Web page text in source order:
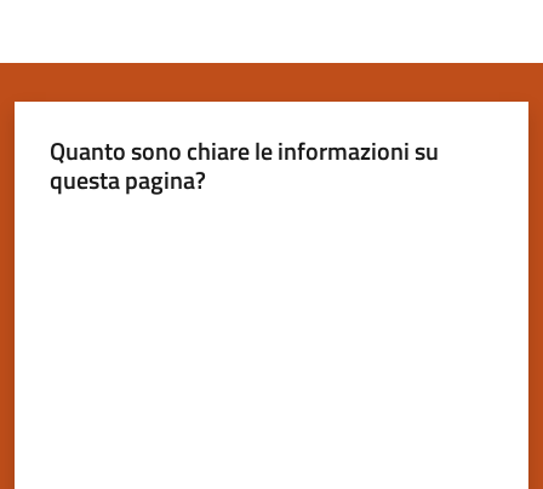
Quanto sono chiare le informazioni su
questa pagina?